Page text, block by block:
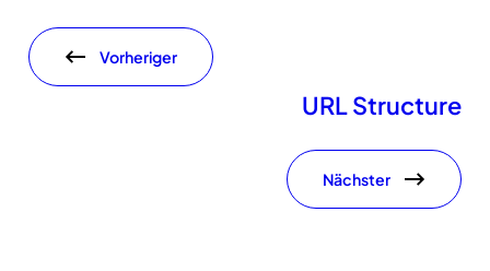
Vorheriger
URL Structure
Nächster